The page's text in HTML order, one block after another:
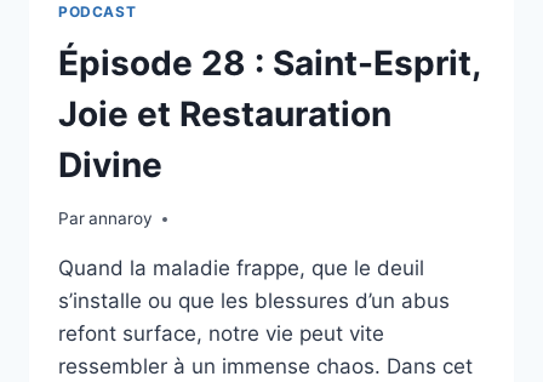
TOUT
PRIX
:
LE
PODCAST
Épisode 28 : Saint-Esprit,
Joie et Restauration
Divine
Parannaroy
Quand la maladie frappe, que le deuil
s’installe ou que les blessures d’un abus
refont surface, notre vie peut vite
ressembler à un immense chaos. Dans cet